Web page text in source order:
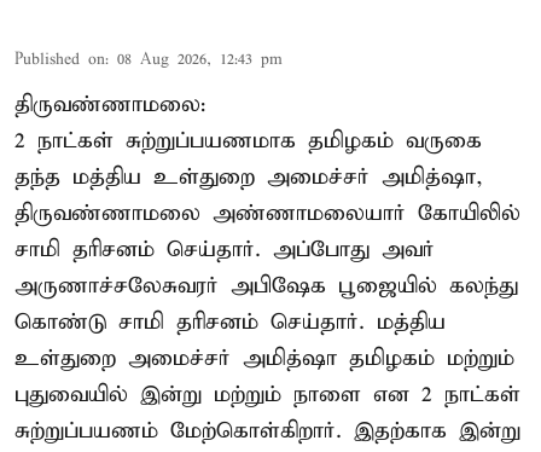
Published on: 08 Aug 2026, 12:43 pm
திருவண்ணாமலை:
2 நாட்கள் சுற்றுப்பயணமாக தமிழகம் வருகை
தந்த மத்திய உள்துறை அமைச்சர் அமித்ஷா,
திருவண்ணாமலை அண்ணாமலையார் கோயிலில்
சாமி தரிசனம் செய்தார். அப்போது அவர்
அருணாச்சலேசுவரர் அபிஷேக பூஜையில் கலந்து
கொண்டு சாமி தரிசனம் செய்தார். மத்திய
உள்துறை அமைச்சர் அமித்ஷா தமிழகம் மற்றும்
புதுவையில் இன்று மற்றும் நாளை என 2 நாட்கள்
சுற்றுப்பயணம் மேற்கொள்கிறார். இதற்காக இன்று